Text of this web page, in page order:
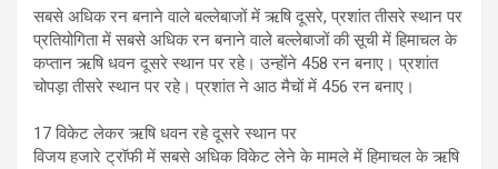
सबसे अधिक रन बनाने वाले बल्लेबाजों में ऋषि दूसरे, प्रशांत तीसरे स्थान पर
प्रतियोगिता में सबसे अधिक रन बनाने वाले बल्लेबाजों की सूची में हिमाचल के
कप्तान ऋषि धवन दूसरे स्थान पर रहे। उन्होंने 458 रन बनाए। प्रशांत
चोपड़ा तीसरे स्थान पर रहे। प्रशांत ने आठ मैचों में 456 रन बनाए।
17 विकेट लेकर ऋषि धवन रहे दूसरे स्थान पर
विजय हजारे ट्रॉफी में सबसे अधिक विकेट लेने के मामले में हिमाचल के ऋषि